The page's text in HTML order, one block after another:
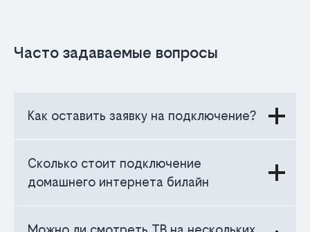
Часто задаваемые вопросы
Как оставить заявку на подключение?
Сколько стоит подключение
домашнего интернета билайн